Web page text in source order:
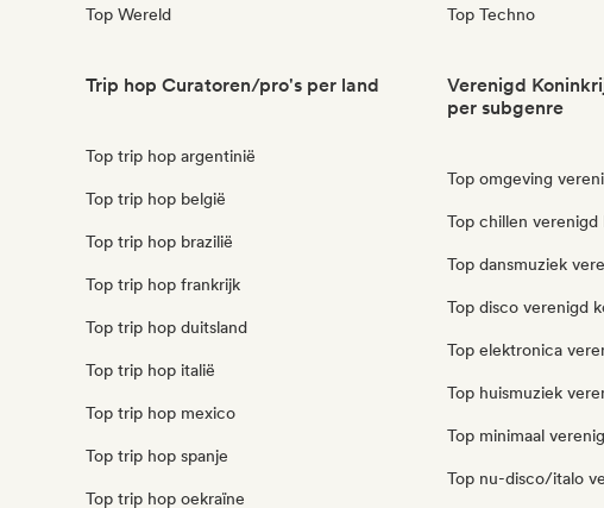
Top Wereld Top Techno
Trip hop Curatoren/pro's per land
Top trip hop argentinië
Top trip hop belgië
Top trip hop brazilië
Top trip hop frankrijk
Top trip hop duitsland
Top trip hop italië
Top trip hop mexico
Top trip hop spanje
Top trip hop oekraïne
Verenigd
per subgenre
Top omgeving
Top chillen verenigd
Top dansmuziek
Top disco verenigd
Top elektronica
Top huismuziek
Top minimaal
Top nu-disco/italo